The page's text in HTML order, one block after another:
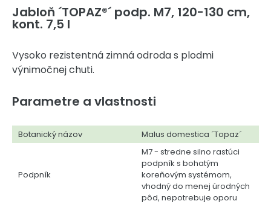
Jabloň ´TOPAZ®´ podp. M7, 120-130 cm,
kont. 7,5 l
Vysoko rezistentná zimná odroda s plodmi
výnimočnej chuti.
Parametre a vlastnosti
Botanický názov Malus domestica ´Topaz´
Podpník
M7 - stredne silno rastúci
podpník s bohatým
koreňovým systémom,
vhodný do menej úrodných
pôd, nepotrebuje oporu